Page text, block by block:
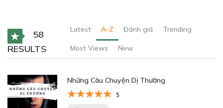
58
RESULTS
Latest A-Z Đánh giá Trending
Most Views New
Những Câu Chuyện Dị Thường
5